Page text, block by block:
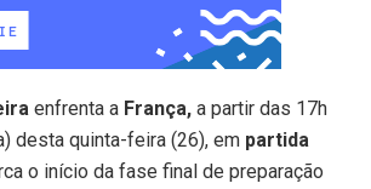
enfrenta a França, a partir das 17h
desta quinta-feira (26), em partida
o início da fase final de preparação